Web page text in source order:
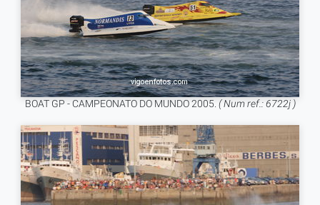
BOAT GP - CAMPEONATO DO MUNDO 2005. ( Num ref.: 6722j )